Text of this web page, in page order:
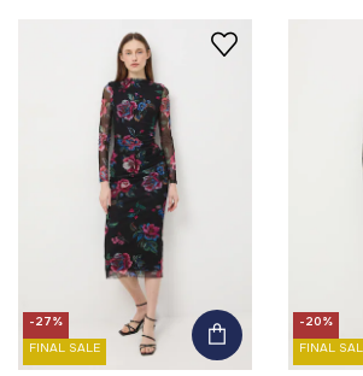
-27%
FINAL SALE
-20%
FINAL